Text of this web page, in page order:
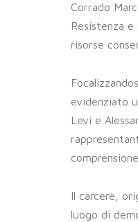
Corrado
Resistenza
risorse
evidenziato
Levi e
Il carcere,
luogo di